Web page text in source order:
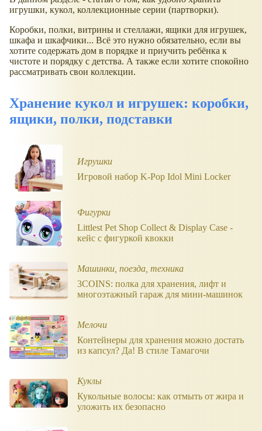
игрушки, кукол, коллекционные серии (партворки).
Коробки, полки, витрины и стеллажи, ящики для игрушек,
шкафа и шкафчики... Всё это нужно обязательно, если вы
хотите содержать дом в порядке и приучить ребёнка к
чистоте и порядку с детства. А также если хотите спокойно
рассматривать свои коллекции.
Хранение кукол и игрушек: коробки,
ящики, полки, подставки
Игрушки
Игровой набор K-Pop Idol Mini Locker
Фигурки
Littlest Pet Shop Collect & Display Case -
кейс с фигуркой квокки
Машинки, поезда, техника
3COINS: полка для хранения, лифт и
многоэтажный гараж для мини-машинок
Мелочи
Контейнеры для хранения можно достать
из капсул? Да! В стиле Тамагочи
Куклы
Кукольные волосы: как отмыть от жира и
уложить их безопасно